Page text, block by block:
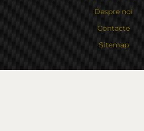
Despre noi
Contacte
Sitemap